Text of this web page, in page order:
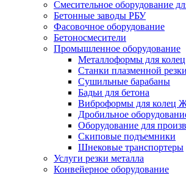
Смесительное оборудование
Бетонные заводы РБУ
Фасовочное оборудование
Бетоносмесители
Промышленное оборудование
Металлоформы для
Станки плазменной
Сушильные барабаны
Бадьи для бетона
Виброформы для колец
Дробильное
Оборудование для
Скиповые подъемники
Шнековые транспортеры
Услуги резки металла
Конвейерное оборудование